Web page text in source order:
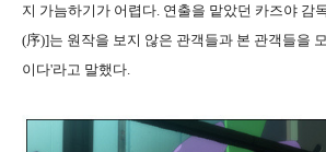
지 가늠하기가 어렵다. 연출을 맡았던 카즈야 감
(序)]는 원작을 보지 않은 관객들과 본 관객들을
이다'라고 말했다.